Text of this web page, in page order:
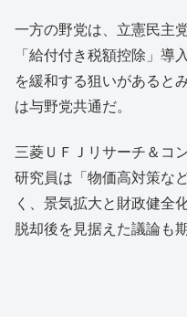
一方の野党は、立憲民主
「給付付き税額控除」導
を緩和する狙いがあると
は与野党共通だ。
三菱ＵＦＪリサーチ＆コ
研究員は「物価高対策な
く、景気拡大と財政健全
脱却後を見据えた議論も